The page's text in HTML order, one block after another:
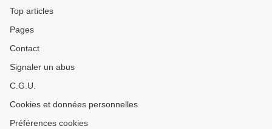
Top articles
Pages
Contact
Signaler un abus
C.G.U.
Cookies et données personnelles
Préférences cookies